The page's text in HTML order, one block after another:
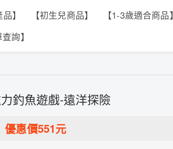
】 【初生兒商品】
【1-3歲適合商品】
查詢】
力釣魚遊戲-遠洋探險
優惠價551元